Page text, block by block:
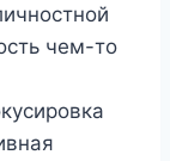
чем-то